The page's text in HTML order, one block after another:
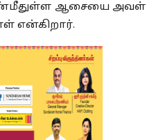
ஆசையை அவள்
என்கிறார்.